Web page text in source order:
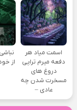
اسمت میاد هر
دفعه میرم تراپی
دروغ‌ های
مسخرت شدن چه
عادی –
از